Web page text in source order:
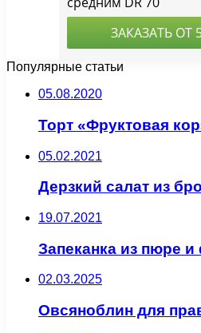
Популярные статьи
05.08.2020
Торт «Фруктовая
05.02.2021
Дерзкий салат из
19.07.2021
Запеканка из пюре
02.03.2025
Овсяноблин для